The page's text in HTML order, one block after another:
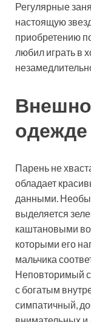
Регулярные
настоящую
приобретению
любил играть в
одежде
Парень не
обладает
данными.
выделяется
каштановыми
которыми его
мальчика
Неповторимый
с богатым
симпатичный,